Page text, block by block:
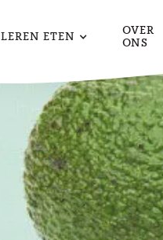
LEREN ETEN
OVER
ONS